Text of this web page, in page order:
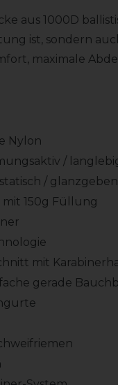
aus 1000D
ist, sondern
maximale
Nylon
/
/
mit 150g Füllung
mit
gerade